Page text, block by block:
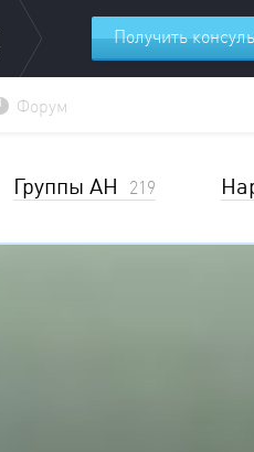
Получить
Форум
Группы АН 219